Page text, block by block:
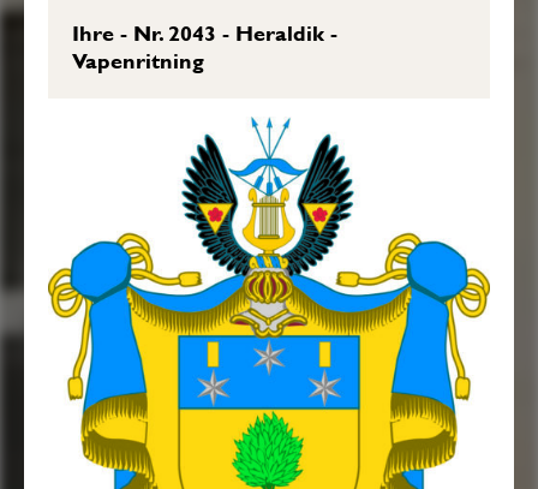
Ihre - Nr. 2043 - Heraldik -
Vapenritning